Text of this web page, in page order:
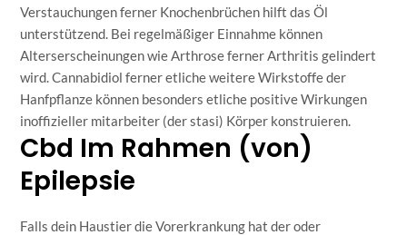
Verstauchungen ferner Knochenbrüchen hilft das Öl
unterstützend. Bei regelmäßiger Einnahme können
Alterserscheinungen wie Arthrose ferner Arthritis gelindert
wird. Cannabidiol ferner etliche weitere Wirkstoffe der
Hanfpflanze können besonders etliche positive Wirkungen
inoffizieller mitarbeiter (der stasi) Körper konstruieren.
Cbd Im Rahmen (von)
Epilepsie
Falls dein Haustier die Vorerkrankung hat der oder